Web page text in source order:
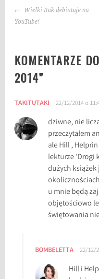
i
s
e
k
s
i
ą
ż
k
i
n
i
m
NAWIGACJA
WPISU
Wielki Buk debiutuje na
YouTube!
KOMENTARZE
2014”
TAKITUTAKI 22/12/2014 o
dziwne, nie
przeczytałem
ale Hill ,
lekturze 'Drogi
dużych
u mnie będą
objętościowo
świętowania
BOMBELETTA 22/12/
Hill i